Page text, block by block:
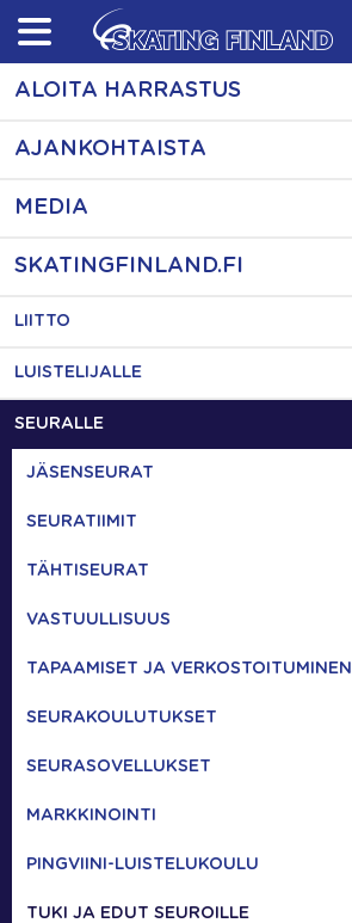
Skip
content
ALOITA HARRASTUS
AJANKOHTAISTA
MEDIA
SKATINGFINLAND.FI
LIITTO
LUISTELIJALLE
SEURALLE
JÄSENSEURAT
SEURATIIMIT
TÄHTISEURAT
VASTUULLISUUS
TAPAAMISET JA VERKOSTOITUMINEN
SEURAKOULUTUKSET
SEURASOVELLUKSET
MARKKINOINTI
PINGVIINI-LUISTELUKOULU
TUKI JA EDUT SEUROILLE